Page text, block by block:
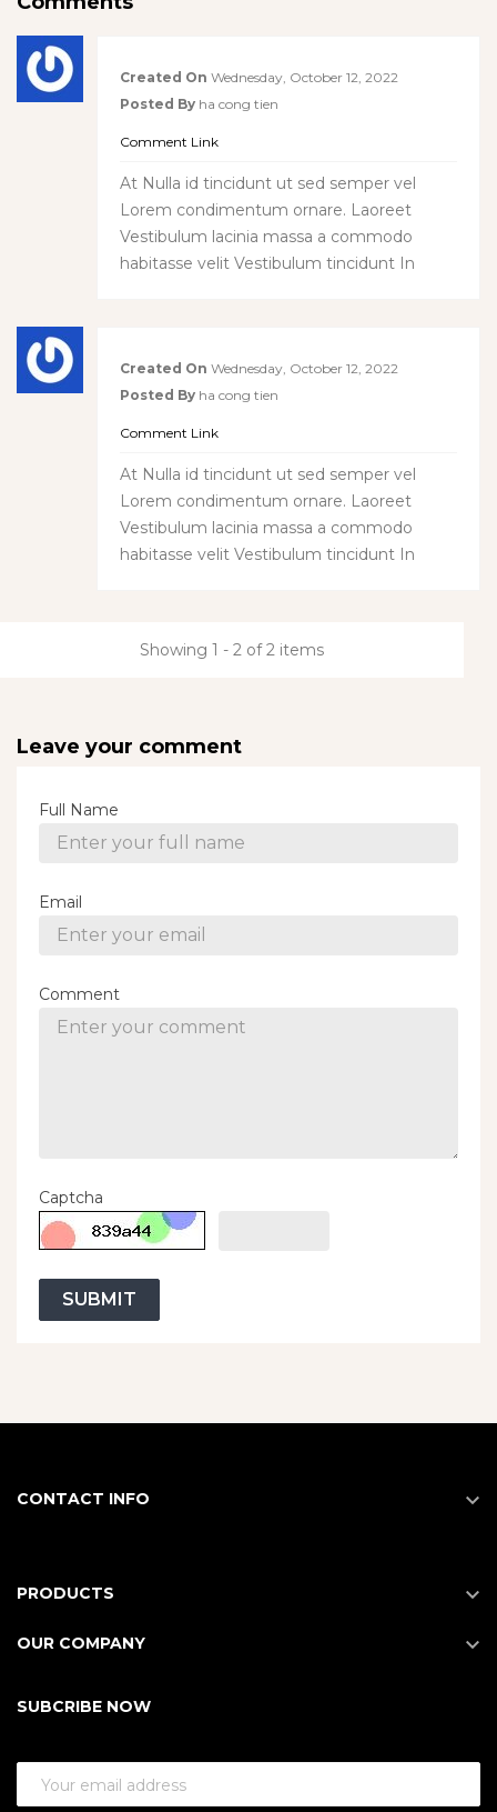
Created On Wednesday, October 12, 2022
Posted By ha cong tien
Comment Link
At Nulla id tincidunt ut sed semper vel
Lorem condimentum ornare. Laoreet
Vestibulum lacinia massa a commodo
habitasse velit Vestibulum tincidunt In
Created On Wednesday, October 12, 2022
Posted By ha cong tien
Comment Link
At Nulla id tincidunt ut sed semper vel
Lorem condimentum ornare. Laoreet
Vestibulum lacinia massa a commodo
habitasse velit Vestibulum tincidunt In
Showing 1 - 2 of 2 items
Leave your comment
Full Name
Email
Comment
Captcha
SUBMIT
CONTACT INFO 
PRODUCTS 
OUR COMPANY 
SUBCRIBE NOW